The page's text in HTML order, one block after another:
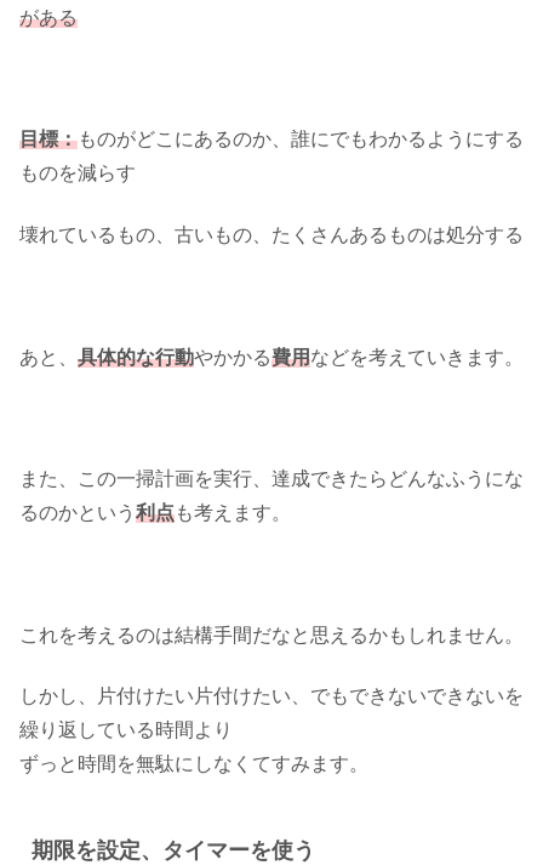
がある
目標：ものがどこにあるのか、誰にでもわかるようにする
ものを減らす
壊れているもの、古いもの、たくさんあるものは処分する
あと、 具体的な行動やかかる費用などを考えていきます。
また、この一掃計画を実行、達成できたらどんなふうにな
るのかという 利点も考えます。
これを考えるのは結構手間だなと思えるかもしれません。
しかし、片付けたい片付けたい、でもできないできないを
繰り返している時間より
ずっと時間を無駄にしなくてすみます。
期限を設定、タイマーを使う